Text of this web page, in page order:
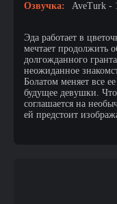
Озвучка:
AveTurk -
Эда работает в
мечтает продолжить
долгожданного
неожиданное
Болатом меняет все
будущее девушки.
соглашается на
ей предстоит